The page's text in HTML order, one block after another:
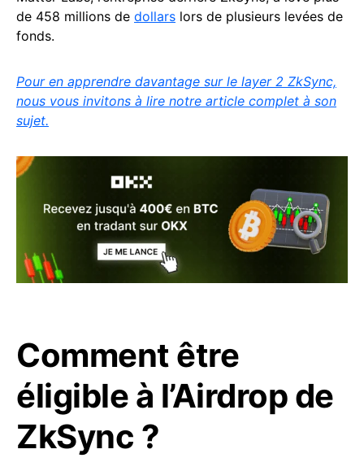
de 458 millions de dollars lors de plusieurs levées de
fonds.
Pour en apprendre davantage sur le layer 2 ZkSync,
nous vous invitons à lire notre article complet à son
sujet.
Comment être
éligible à l’Airdrop de
ZkSync ?